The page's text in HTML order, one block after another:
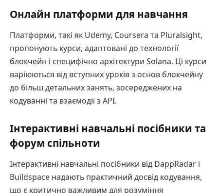
Онлайн платформи для навчання
Платформи, такі як Udemy, Coursera та Pluralsight,
пропонують курси, адаптовані до технології
блокчейн і специфічно архітектури Solana. Ці курси
варіюються від вступних уроків з основ блокчейну
до більш детальних занять, зосереджених на
кодуванні та взаємодії з API.
Інтерактивні навчальні посібники та
форум спільноти
Інтерактивні навчальні посібники від DappRadar і
Buildspace надають практичний досвід кодування,
що є критично важливим для розуміння